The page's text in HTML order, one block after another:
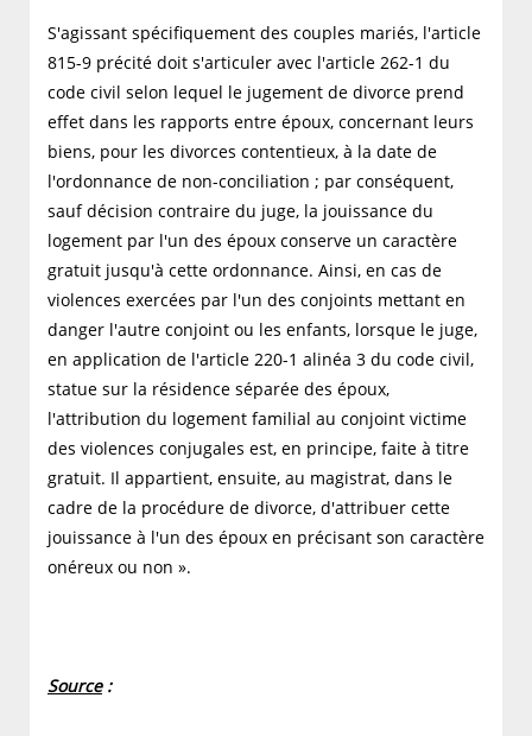
S'agissant spécifiquement des couples mariés, l'article
815-9 précité doit s'articuler avec l'article 262-1 du
code civil selon lequel le jugement de divorce prend
effet dans les rapports entre époux, concernant leurs
biens, pour les divorces contentieux, à la date de
l'ordonnance de non-conciliation ; par conséquent,
sauf décision contraire du juge, la jouissance du
logement par l'un des époux conserve un caractère
gratuit jusqu'à cette ordonnance. Ainsi, en cas de
violences exercées par l'un des conjoints mettant en
danger l'autre conjoint ou les enfants, lorsque le juge,
en application de l'article 220-1 alinéa 3 du code civil,
statue sur la résidence séparée des époux,
l'attribution du logement familial au conjoint victime
des violences conjugales est, en principe, faite à titre
gratuit. Il appartient, ensuite, au magistrat, dans le
cadre de la procédure de divorce, d'attribuer cette
jouissance à l'un des époux en précisant son caractère
onéreux ou non ».
Source: